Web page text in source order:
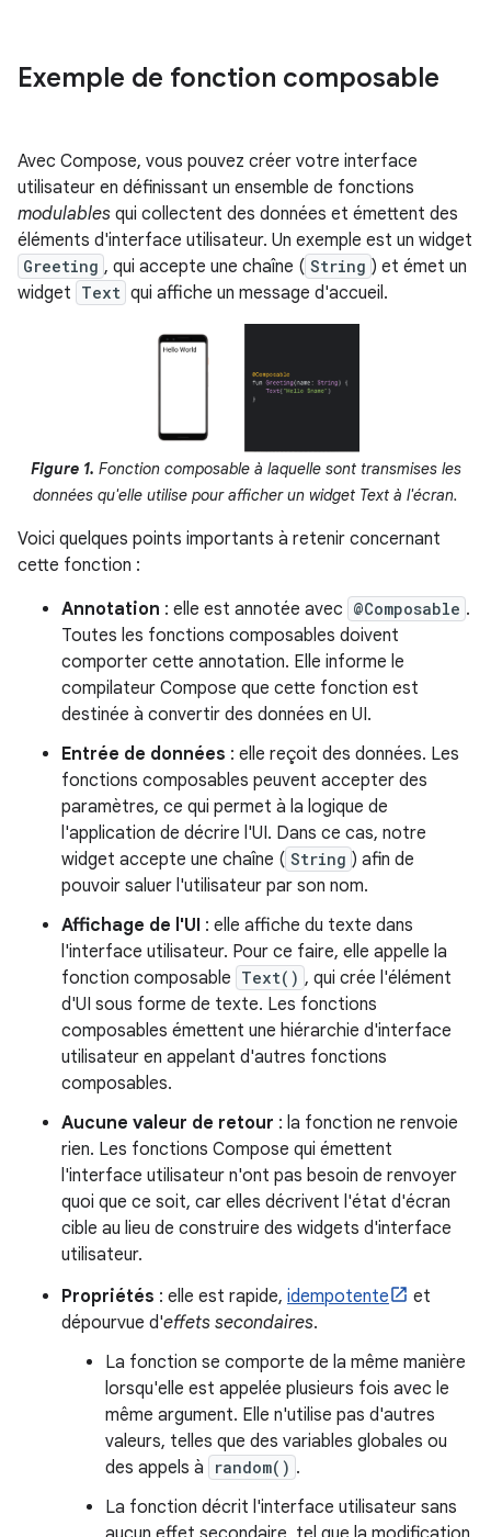
Exemple de fonction composable
Avec Compose, vous pouvez créer votre interface
utilisateur en définissant un ensemble de fonctions
modulables qui collectent des données et émettent des
éléments d'interface utilisateur. Un exemple est un widget
Greeting , qui accepte une chaîne ( String ) et émet un
widget Text qui affiche un message d'accueil.
Figure 1. Fonction composable à laquelle sont transmises les
données qu'elle utilise pour afficher un widget Text à l'écran.
Voici quelques points importants à retenir concernant
cette fonction :
Annotation : elle est annotée avec @Composable .
Toutes les fonctions composables doivent
comporter cette annotation. Elle informe le
compilateur Compose que cette fonction est
destinée à convertir des données en UI.
Entrée de données : elle reçoit des données. Les
fonctions composables peuvent accepter des
paramètres, ce qui permet à la logique de
l'application de décrire l'UI. Dans ce cas, notre
widget accepte une chaîne ( String ) afin de
pouvoir saluer l'utilisateur par son nom.
Affichage de l'UI : elle affiche du texte dans
l'interface utilisateur. Pour ce faire, elle appelle la
fonction composable Text() , qui crée l'élément
d'UI sous forme de texte. Les fonctions
composables émettent une hiérarchie d'interface
utilisateur en appelant d'autres fonctions
composables.
Aucune valeur de retour : la fonction ne renvoie
rien. Les fonctions Compose qui émettent
l'interface utilisateur n'ont pas besoin de renvoyer
quoi que ce soit, car elles décrivent l'état d'écran
cible au lieu de construire des widgets d'interface
utilisateur.
Propriétés : elle est rapide, idempotente
et
dépourvue d'effets secondaires.
La fonction se comporte de la même manière
lorsqu'elle est appelée plusieurs fois avec le
même argument. Elle n'utilise pas d'autres
valeurs, telles que des variables globales ou
des appels à
random() .
La fonction décrit l'interface utilisateur sans